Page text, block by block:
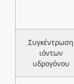
Συγκέντρωση
ιόντων
υδρογόνου